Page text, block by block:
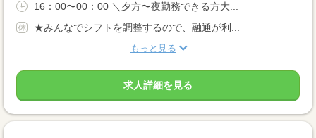
16：00〜00：00 ＼夕方〜夜勤務できる方大...
★みんなでシフトを調整するので、融通が利...
もっと見る
求人詳細を見る